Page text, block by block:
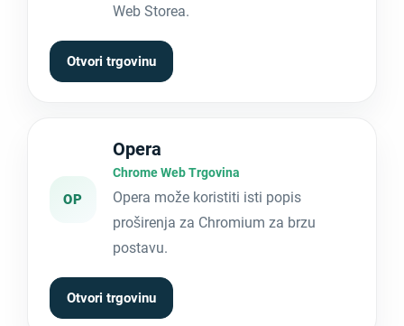
Web Storea.
Otvori trgovinu
OP
Opera
Chrome Web Trgovina
Opera može koristiti isti popis
proširenja za Chromium za brzu
postavu.
Otvori trgovinu